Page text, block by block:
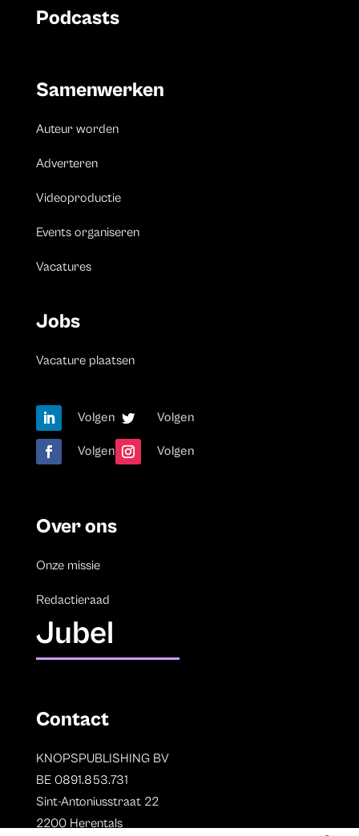
Podcasts
Samenwerken
Auteur worden
Adverteren
Videoproductie
Events organiseren
Vacatures
Jobs
Vacature plaatsen
Volgen Volgen
Volgen Volgen
Over ons
Onze missie
Redactieraad
Jubel
Contact
KNOPSPUBLISHING BV
BE 0891.853.731
Sint-Antoniusstraat 22
2200 Herentals